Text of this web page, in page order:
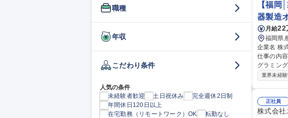
職種
年収
こだわり条件
人気の条件
未経験者歓迎
土日祝休み
完全週休2日制
年間休日120日以上
在宅勤務（リモートワーク）OK
転勤なし
【福岡
器製造
月給22
福岡県
企業名 株式会社ユニシス 求人名 【福岡│製
仕事の内
グラミングやセッ
セッティ
★麻酔針・
業界未経験
正社員
株式会社